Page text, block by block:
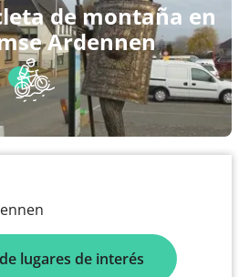
de montaña en
Ardennen
lugares de interés